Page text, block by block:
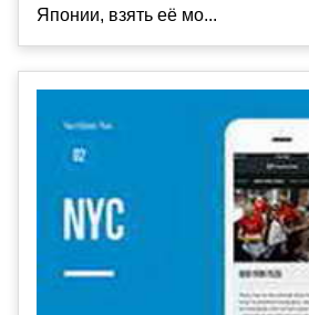
Японии, взять её мо...